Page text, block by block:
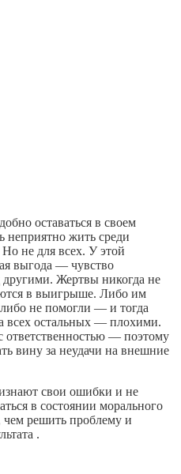
оставаться в своем
неприятно жить среди
не для всех. У этой
выгода — чувство
другими. Жертвы никогда не
в выигрыше. Либо им
не помогли — и тогда
всех остальных — плохими.
ответственностью — поэтому
вину за неудачи на внешние
свои ошибки и не
в состоянии морального
чем решить проблему и
.